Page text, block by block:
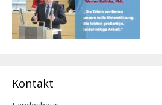
Kontakt